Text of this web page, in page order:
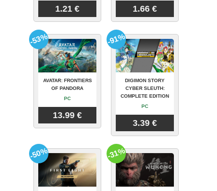
1.21 € 1.66 €
AVATAR: FRONTIERS
OF PANDORA
PC
13.99 €
-53%
DIGIMON STORY
CYBER SLEUTH:
COMPLETE EDITION
PC
3.39 €
-91%
-50% -31%